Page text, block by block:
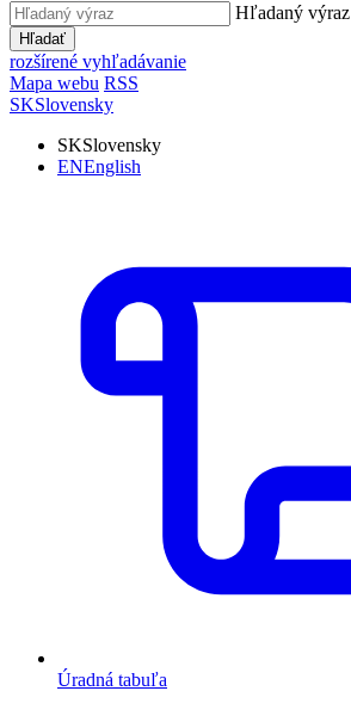
Hľadaný výraz
Hľadať
rozšírené vyhľadávanie
Mapa webu RSS
SKSlovensky
SKSlovensky
ENEnglish
Úradná tabuľa